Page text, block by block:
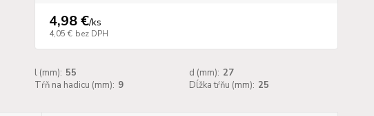
4,98 €/ks
4,05 € bez DPH
l (mm): 55 d (mm): 27
Tŕň na hadicu (mm): 9 Dĺžka tŕňu (mm): 25